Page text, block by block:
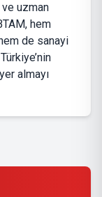
ve uzman
hem
de sanayi
almayı